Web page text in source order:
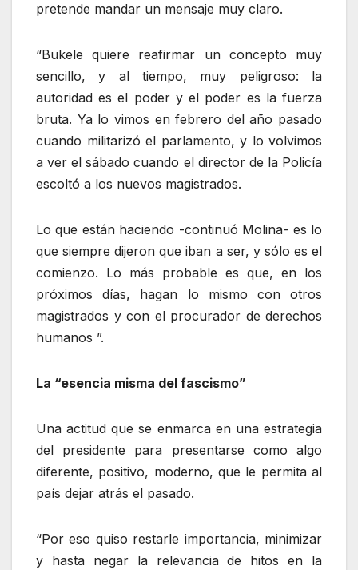
pretende mandar un mensaje muy claro.
“Bukele quiere reafirmar un concepto muy
sencillo, y al tiempo, muy peligroso: la
autoridad es el poder y el poder es la fuerza
bruta. Ya lo vimos en febrero del año pasado
cuando militarizó el parlamento, y lo volvimos
a ver el sábado cuando el director de la Policía
escoltó a los nuevos magistrados.
Lo que están haciendo -continuó Molina- es lo
que siempre dijeron que iban a ser, y sólo es el
comienzo. Lo más probable es que, en los
próximos días, hagan lo mismo con otros
magistrados y con el procurador de derechos
humanos ”.
La “esencia misma del fascismo”
Una actitud que se enmarca en una estrategia
del presidente para presentarse como algo
diferente, positivo, moderno, que le permita al
país dejar atrás el pasado.
“Por eso quiso restarle importancia, minimizar
y hasta negar la relevancia de hitos en la